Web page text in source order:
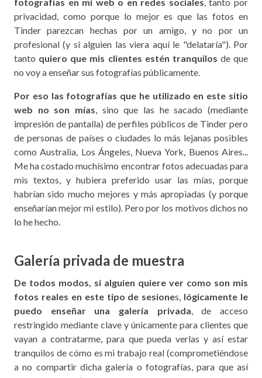
privacidad, como porque lo mejor es que las fotos en
Tinder parezcan hechas por un amigo, y no por un
profesional (y si alguien las viera aquí le "delataría"). Por
tanto quiero que mis clientes estén tranquilos de que
no voy a enseñar sus fotografías públicamente.
Por eso las fotografías que he utilizado en este sitio
web no son mías , sino que las he sacado (mediante
impresión de pantalla) de perfiles públicos de Tinder pero
de personas de países o ciudades lo más lejanas posibles
como Australia, Los Ángeles, Nueva York, Buenos Aires...
Me ha costado muchísimo encontrar fotos adecuadas para
mis textos, y hubiera preferido usar las mías, porque
habrían sido mucho mejores y más apropiadas (y porque
enseñarían mejor mi estilo). Pero por los motivos dichos no
lo he hecho.
Galería privada de muestra
De todos modos, si alguien quiere ver como son mis
fotos reales en este tipo de sesiones, lógicamente le
puedo enseñar una galería privada , de acceso
restringido mediante clave y únicamente para clientes que
vayan a contratarme, para que pueda verlas y así estar
tranquilos de cómo es mi trabajo real (comprometiéndose
a no compartir dicha galería o fotografías, para que así